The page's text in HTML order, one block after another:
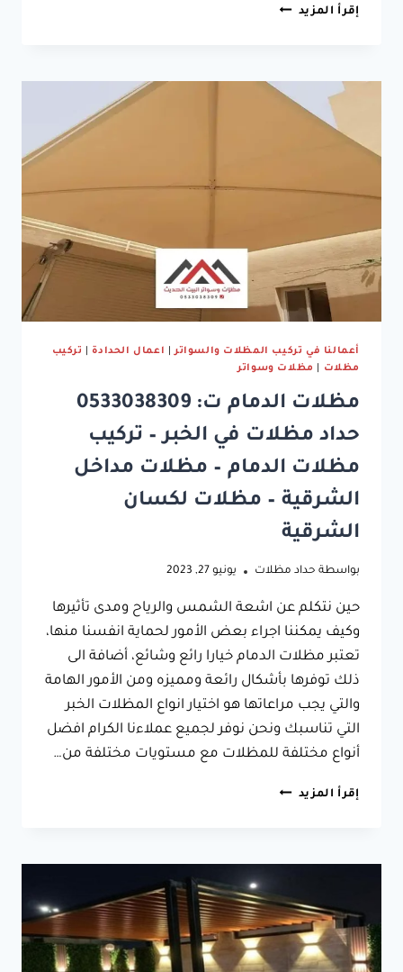
إقرأ المزيد انواع
0533038309
تركيب
–
مظلات
حدائق
الدمام
أعمالنا في تركيب المظلات والسواتر| اعمال الحدادة
تركيب
مظلات
مظلات وسواتر
مظلات الدمام ت: 0533038309
حداد مظلات في الخبر – تركيب
مظلات الدمام – مظلات مداخل
الشرقية – مظلات لكسان
الشرقية
بواسطة حداد مظلات يونيو 27, 2023
حين نتكلم عن اشعة الشمس والرياح ومدى تأثيرها
وكيف يمكننا اجراء بعض الأمور لحماية انفسنا منها،
تعتبر مظلات الدمام خيارا رائع وشائع، أضافة الى
ذلك توفرها بأشكال رائعة ومميزه ومن الأمور الهامة
والتي يجب مراعاتها هو اختيار انواع المظلات الخبر
التي تناسبك ونحن نوفر لجميع عملاءنا الكرام افضل
أنواع مختلفة للمظلات مع مستويات مختلفة من…
إقرأ المزيد مظلات
حداد
مظلات
في
الخبر
–
تركيب